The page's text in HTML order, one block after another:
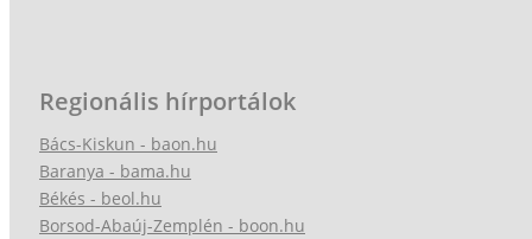
Regionális hírportálok
Bács-Kiskun - baon.hu
Baranya - bama.hu
Békés - beol.hu
Borsod-Abaúj-Zemplén - boon.hu